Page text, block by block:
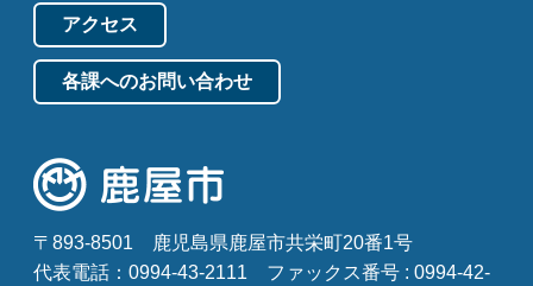
アクセス
各課へのお問い合わせ
〒893-8501
鹿児島県鹿屋市共栄町20番1号
代表電話：0994-43-2111
ファックス番号 : 0994-42-